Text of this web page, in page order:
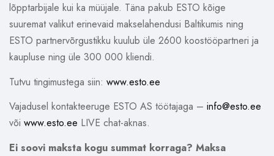
lõpptarbijale kui ka müüjale. Täna pakub ESTO kõige
suuremat valikut erinevaid makselahendusi Baltikumis ning
ESTO partnervõrgustikku kuulub üle 2600 koostööpartneri ja
kaupluse ning üle 300 000 kliendi.
Tutvu tingimustega siin: www.esto.ee
Vajadusel kontakteeruge ESTO AS töötajaga – info@esto.ee
või www.esto.ee LIVE chat-aknas.
Ei soovi maksta kogu summat korraga? Maksa